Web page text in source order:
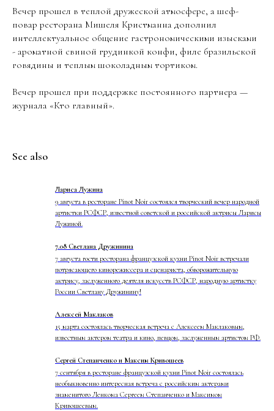
Вечер прошел в теплой дружеской атмосфере, а шеф-
повар ресторана Мишеля Кристманна дополнил
интеллектуальное общение гастрономическими изысками
- ароматной свиной грудинкой конфи, филе бразильской
говядины и теплым шоколадным тортиком.
Вечер прошел при поддержке постоянного партнера —
журнала «Кто главный».
See also
Лариса Лужина
9 августа в ресторане Pinot Noir состоялся творческий вечер народной
артистки РСФСР, известной советской и российской актрисы Ларисы
Лужиной.
7.08 Светлана Дружинина
7 августа гости ресторана французской кухни Pinot Noir встречали
потрясающего кинорежиссера и сценариста, обворожительную
актрису, заслуженного деятеля искусств РСФСР, народную артистку
России Светлану Дружинину!
Алексей Маклаков
15 марта состоялась творческая встреча с Алексеем Маклаковым,
известным актером театра и кино, певцом, заслуженным артистом РФ.
Сергей Степанченко и Максим Кривошеев
7 сентября в ресторане французской кухни Pinot Noir состоялась
необыкновенно интересная встреча с российским актерами
знаменитого Ленкома Сергеем Степанченко и Максимом
Кривошеевым.